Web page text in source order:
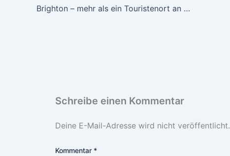
Brighton – mehr als ein Touristenort an der Küste
Schreibe einen Kommentar
Deine E-Mail-Adresse wird nicht veröffentlicht.
Kommentar *